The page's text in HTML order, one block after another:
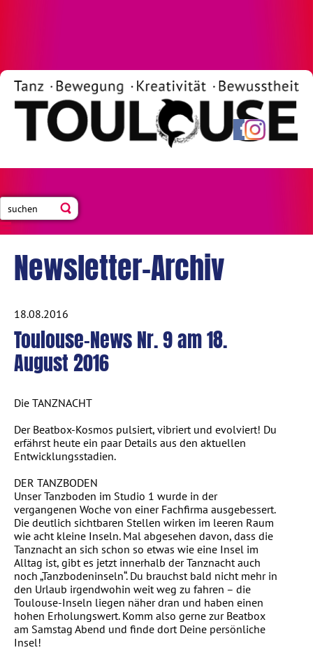
Newsletter-Archiv
18.08.2016
Toulouse-News Nr. 9 am 18.
August 2016
Die TANZNACHT
Der Beatbox-Kosmos pulsiert, vibriert und evolviert! Du
erfährst heute ein paar Details aus den aktuellen
Entwicklungsstadien.
DER TANZBODEN
Unser Tanzboden im Studio 1 wurde in der
vergangenen Woche von einer Fachfirma ausgebessert.
Die deutlich sichtbaren Stellen wirken im leeren Raum
wie acht kleine Inseln. Mal abgesehen davon, dass die
Tanznacht an sich schon so etwas wie eine Insel im
Alltag ist, gibt es jetzt innerhalb der Tanznacht auch
noch „Tanzbodeninseln“. Du brauchst bald nicht mehr in
den Urlaub irgendwohin weit weg zu fahren – die
Toulouse-Inseln liegen näher dran und haben einen
hohen Erholungswert. Komm also gerne zur Beatbox
am Samstag Abend und finde dort Deine persönliche
Insel!